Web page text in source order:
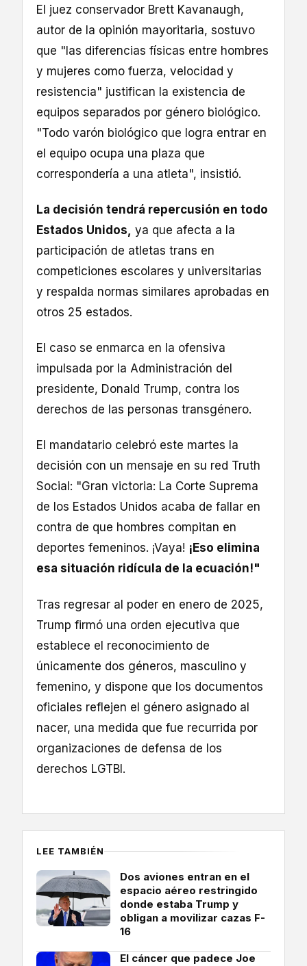
El juez conservador Brett Kavanaugh,
autor de la opinión mayoritaria, sostuvo
que "las diferencias físicas entre hombres
y mujeres como fuerza, velocidad y
resistencia" justifican la existencia de
equipos separados por género biológico.
"Todo varón biológico que logra entrar en
el equipo ocupa una plaza que
correspondería a una atleta", insistió.
La decisión tendrá repercusión en todo
Estados Unidos, ya que afecta a la
participación de atletas trans en
competiciones escolares y universitarias
y respalda normas similares aprobadas en
otros 25 estados.
El caso se enmarca en la ofensiva
impulsada por la Administración del
presidente, Donald Trump, contra los
derechos de las personas transgénero.
El mandatario celebró este martes la
decisión con un mensaje en su red Truth
Social: "Gran victoria: La Corte Suprema
de los Estados Unidos acaba de fallar en
contra de que hombres compitan en
deportes femeninos. ¡Vaya! ¡Eso elimina
esa situación ridícula de la ecuación!"
Tras regresar al poder en enero de 2025,
Trump firmó una orden ejecutiva que
establece el reconocimiento de
únicamente dos géneros, masculino y
femenino, y dispone que los documentos
oficiales reflejen el género asignado al
nacer, una medida que fue recurrida por
organizaciones de defensa de los
derechos LGTBI.
LEE TAMBIÉN
Dos aviones entran en el
espacio aéreo restringido
donde estaba Trump y
obligan a movilizar cazas F-
16
El cáncer que padece Joe